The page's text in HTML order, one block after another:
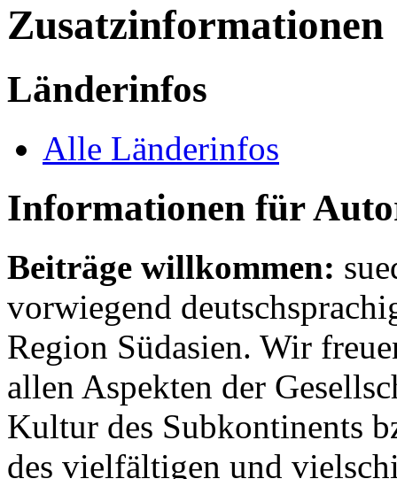
Zusatzinformationen
Länderinfos
Alle Länderinfos
Informationen für
Beiträge willkommen:
vorwiegend
Region Südasien. Wir
allen Aspekten der
Kultur des Subkontinents
des vielfältigen und